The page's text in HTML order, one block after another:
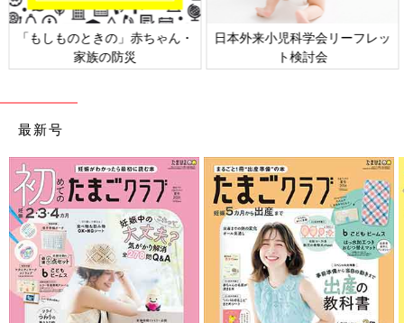
日本外来小児科学会リーフレッ
ト検討会
六星占術 細木かおりさんの人生
相談
最新号